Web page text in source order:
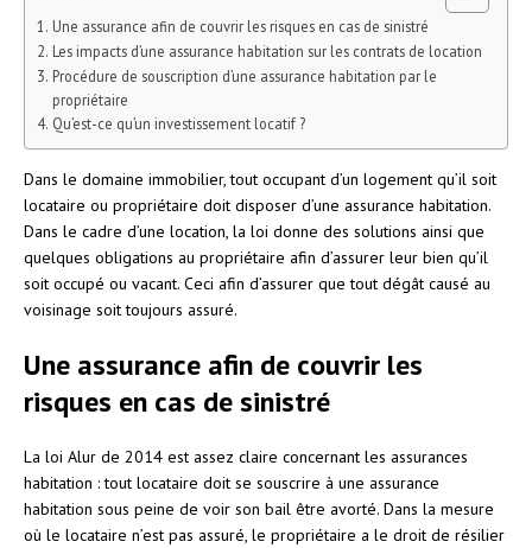
Une assurance afin de couvrir les risques en cas de sinistré
Les impacts d’une assurance habitation sur les contrats de location
Procédure de souscription d’une assurance habitation par le
propriétaire
Qu’est-ce qu’un investissement locatif ?
Dans le domaine immobilier, tout occupant d’un logement qu’il soit
locataire ou propriétaire doit disposer d’une assurance habitation.
Dans le cadre d’une location, la loi donne des solutions ainsi que
quelques obligations au propriétaire afin d’assurer leur bien qu’il
soit occupé ou vacant. Ceci afin d’assurer que tout dégât causé au
voisinage soit toujours assuré.
Une assurance afin de couvrir les
risques en cas de sinistré
La loi Alur de 2014 est assez claire concernant les assurances
habitation : tout locataire doit se souscrire à une assurance
habitation sous peine de voir son bail être avorté. Dans la mesure
où le locataire n’est pas assuré, le propriétaire a le droit de résilier